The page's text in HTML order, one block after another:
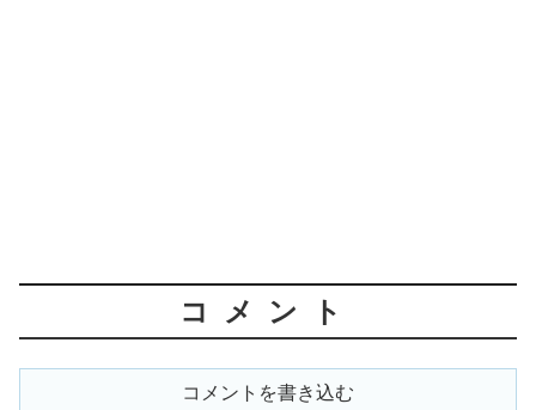
コメント
コメントを書き込む